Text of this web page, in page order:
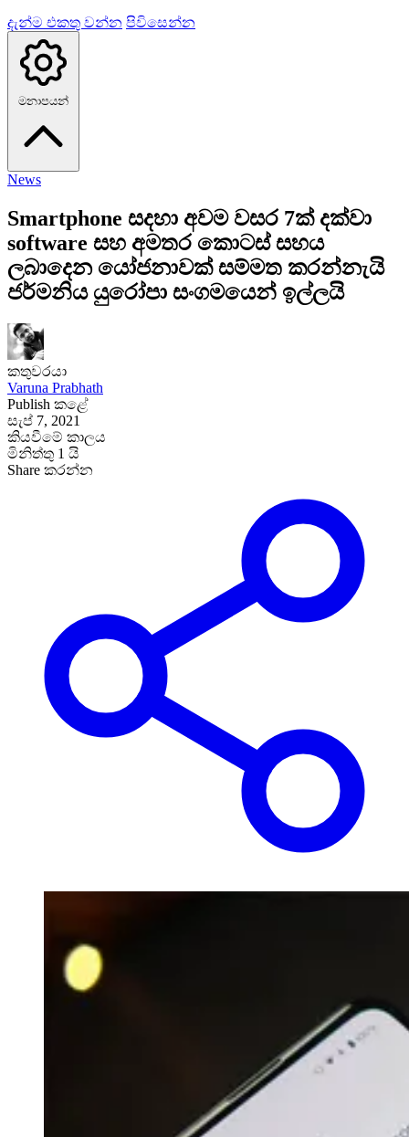
දැන්ම එකතු වන්න පිවිසෙන්න
මනාපයන්
News
Smartphone සදහා අවම වසර 7ක් දක්වා
software සහ අමතර කොටස් සහය
ලබාදෙන යෝජනාවක් සම්මත කරන්නැයි
ජර්මනිය යුරෝපා සංගමයෙන් ඉල්ලයි
කතුවරයා
Varuna Prabhath
Publish කළේ
සැප් 7, 2021
කියවීමේ කාලය
මිනිත්තු 1 යි
Share කරන්න